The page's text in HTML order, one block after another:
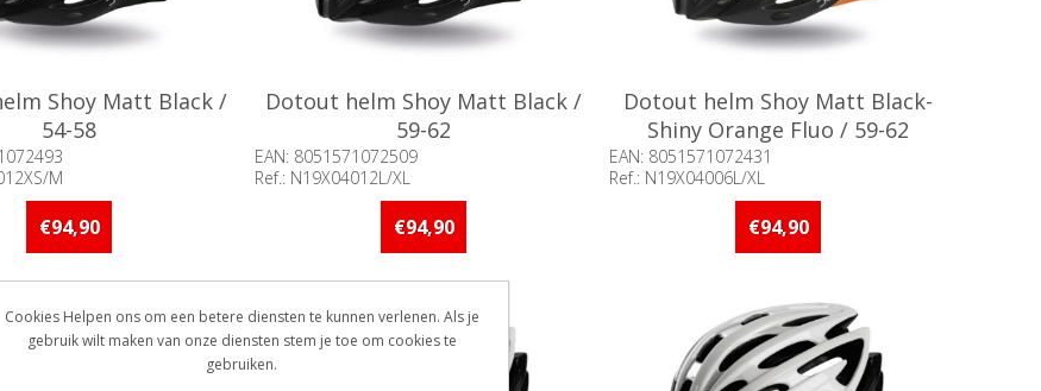
Shoy Matt Black /
54-58
M
5 stuks of meer op
€94,90
Dotout helm Shoy Matt Black /
59-62
EAN: 8051571072509
Ref.: N19X04012L/XL
Beschikbaarheid:: Niet voorradig
€94,90
Dotout helm Shoy Matt Black-
Shiny Orange Fluo / 59-62
EAN: 8051571072431
Ref.: N19X04006L/XL
Beschikbaarheid:: Minder dan 5 stuks
€94,90
Cookies Helpen ons om een betere diensten te kunnen verlenen. Als je
gebruik wilt maken van onze diensten stem je toe om cookies te
gebruiken.